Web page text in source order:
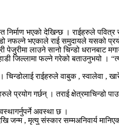
भएको देखिन्छ । राईहरुले
नफल्ने भएकाले राई समुदायले यसको
लाउने सानो चिन्डो धरानबाट
जिल्लामा फल्ने गरेको बताउनुभयो ।
राईहरुले वाबुक , स्वालेवा ,
गर्छन् । तराई क्षेत्रमाचिन्डो
अवस्था छ ।
जन्म , मृत्यु संस्कार सम्मअनिवार्य